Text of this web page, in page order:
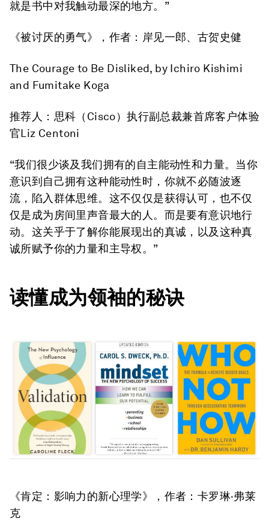
就是书中对我触动最深的地方。”
《被讨厌的勇气》 ，作者：岸见一郎、古贺史健
The Courage to Be Disliked, by Ichiro Kishimi
and Fumitake Koga
推荐人：思科（Cisco）执行副总裁兼首席客户体验
官Liz Centoni
“我们很少谈及我们拥有的自主能动性和力量。当你
意识到自己拥有这种能动性时，你就不必随波逐
流，陷入群体思维。这不仅仅是获得认可，也不仅
仅是成为房间里声音最大的人。而是要有意识地行
动。这关乎于了解你能展现出的真诚，以及这种真
诚所赋予你的力量和主导权。”
读懂成为领袖的秘诀
《肯定：影响力的新心理学》
，作者：卡罗琳·弗莱
克